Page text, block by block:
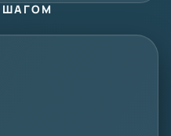
ШАГОМ